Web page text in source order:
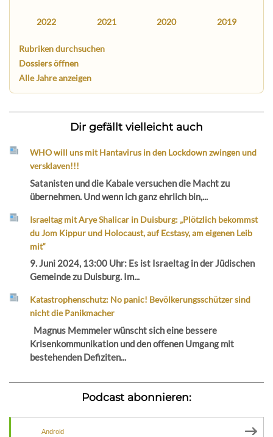
2022 2021 2020 2019
Rubriken durchsuchen
Dossiers öffnen
Alle Jahre anzeigen
Dir gefällt vielleicht auch
WHO will uns mit Hantavirus in den Lockdown zwingen und
versklaven!!!
Satanisten und die Kabale versuchen die Macht zu
übernehmen. Und wenn ich ganz ehrlich bin,...
Israeltag mit Arye Shalicar in Duisburg: „Plötzlich bekommst
du Jom Kippur und Holocaust, auf Ecstasy, am eigenen Leib
mit“
9. Juni 2024, 13:00 Uhr: Es ist Israeltag in der Jüdischen
Gemeinde zu Duisburg. Im...
Katastrophenschutz: No panic! Bevölkerungsschützer sind
nicht die Panikmacher
Magnus Memmeler wünscht sich eine bessere
Krisenkommunikation und den offenen Umgang mit
bestehenden Defiziten...
Podcast abonnieren:
Android